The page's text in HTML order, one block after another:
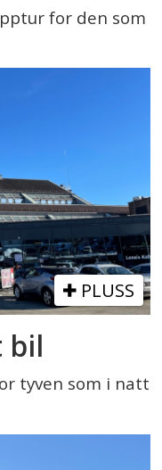
for den som
PLUSS
bil
tyven som i natt